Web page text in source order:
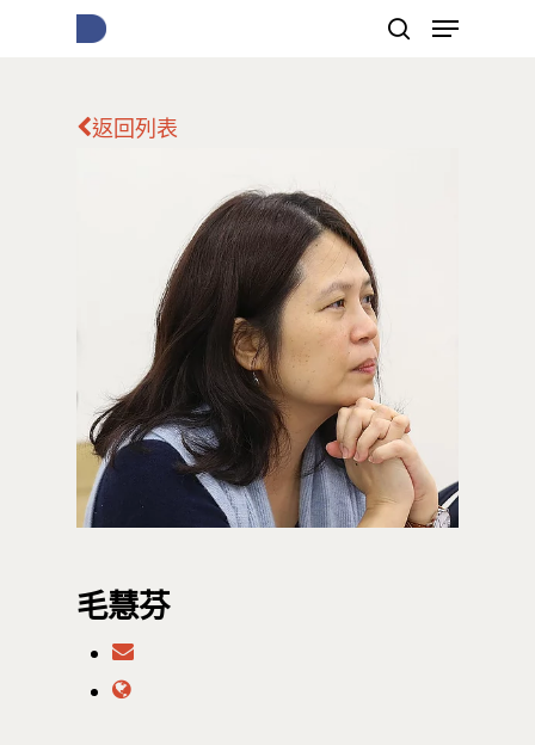
按下Enter開始搜尋，或Esc關閉跳窗
返回列表
毛慧芬